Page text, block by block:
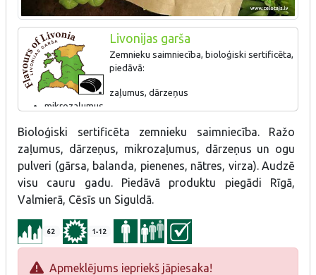
Livonijas garša
Zemnieku saimniecība, bioloģiski sertificēta,
piedāvā:
zaļumus, dārzeņus
mikrozaļumus
virza)
Bioloģiski sertificēta zemnieku saimniecība. Ražo
zaļumus, dārzeņus, mikrozaļumus, dārzeņus un ogu
pulveri (gārsa, balanda, pienenes, nātres, virza). Audzē
visu cauru gadu. Piedāvā produktu piegādi Rīgā,
Valmierā, Cēsīs un Siguldā.
62 1-12
Apmeklējums iepriekš jāpiesaka!